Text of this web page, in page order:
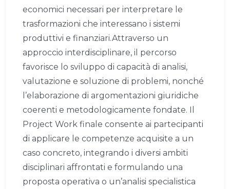
economici necessari per interpretare le
trasformazioni che interessano i sistemi
produttivi e finanziari.Attraverso un
approccio interdisciplinare, il percorso
favorisce lo sviluppo di capacità di analisi,
valutazione e soluzione di problemi, nonché
l’elaborazione di argomentazioni giuridiche
coerenti e metodologicamente fondate. Il
Project Work finale consente ai partecipanti
di applicare le competenze acquisite a un
caso concreto, integrando i diversi ambiti
disciplinari affrontati e formulando una
proposta operativa o un’analisi specialistica